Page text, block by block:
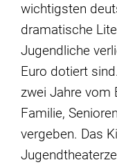
wichtigsten
dramatische
Jugendliche
Euro dotiert
zwei Jahre vom
Familie,
vergeben. Das